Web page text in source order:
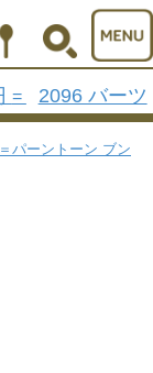
= 2096 バーツ
パーントーン ブン